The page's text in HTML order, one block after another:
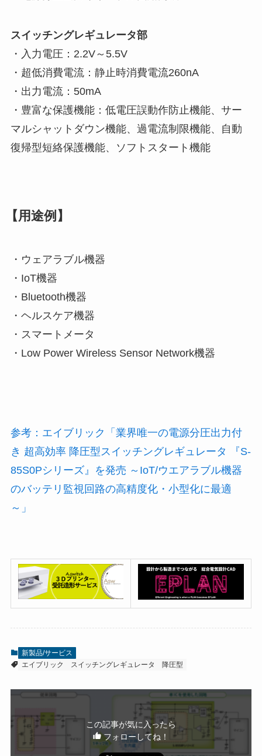
スイッチングレギュレータ部
・入力電圧：2.2V～5.5V
・超低消費電流：静止時消費電流260nA
・出力電流：50mA
・豊富な保護機能：低電圧誤動作防止機能、サー
マルシャットダウン機能、過電流制限機能、自動
復帰型短絡保護機能、ソフトスタート機能
【用途例】
・ウェアラブル機器
・IoT機器
・Bluetooth機器
・ヘルスケア機器
・スマートメータ
・Low Power Wireless Sensor Network機器
参考：エイブリック「業界唯一の電源分圧出力付
き 超高効率 降圧型スイッチングレギュレータ 『S-
85S0Pシリーズ』を発売 ～IoT/ウエアラブル機器
のバッテリ監視回路の高精度化・小型化に最適
～」
新製品/サービス
エイブリック
スイッチングレギュレータ 降圧型
この記事が気に入ったら
フォローしてね！